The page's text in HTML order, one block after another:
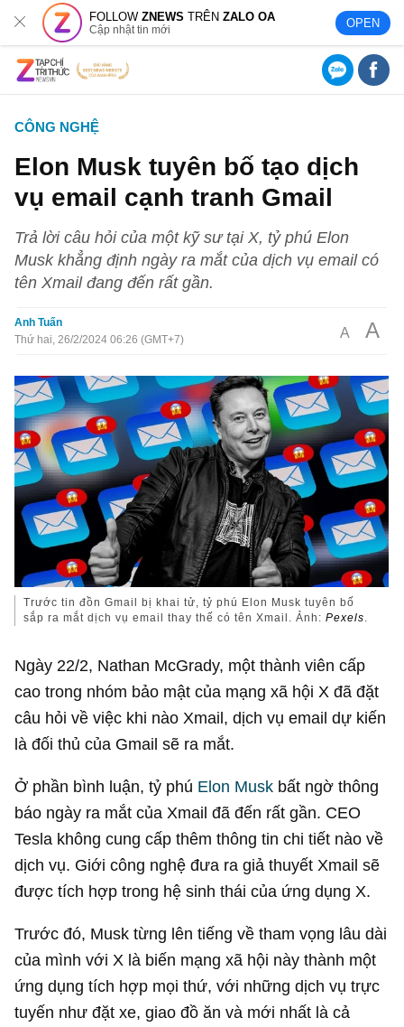
FOLLOWZNEWS TRÊNZALO OA
Cập nhật tin mới OPEN
CÔNG NGHỆ
Elon Musk tuyên bố tạo dịch
vụ email cạnh tranh Gmail
Trả lời câu hỏi của một kỹ sư tại X, tỷ phú Elon
Musk khẳng định ngày ra mắt của dịch vụ email có
tên Xmail đang đến rất gần.
Anh Tuấn
Thứ hai, 26/2/2024 06:26 (GMT+7)
A A
Trước tin đồn Gmail bị khai tử, tỷ phú Elon Musk tuyên bố
sắp ra mắt dịch vụ email thay thế có tên Xmail. Ảnh:Pexels.
Ngày 22/2, Nathan McGrady, một thành viên cấp
cao trong nhóm bảo mật của mạng xã hội X đã đặt
câu hỏi về việc khi nào Xmail, dịch vụ email dự kiến
là đối thủ của Gmail sẽ ra mắt.
Ở phần bình luận, tỷ phú Elon Musk bất ngờ thông
báo ngày ra mắt của Xmail đã đến rất gần. CEO
Tesla không cung cấp thêm thông tin chi tiết nào về
dịch vụ. Giới công nghệ đưa ra giả thuyết Xmail sẽ
được tích hợp trong hệ sinh thái của ứng dụng X.
Trước đó, Musk từng lên tiếng về tham vọng lâu dài
của mình với X là biến mạng xã hội này thành một
ứng dụng tích hợp mọi thứ, với những dịch vụ trực
tuyến như đặt xe, giao đồ ăn và mới nhất là cả